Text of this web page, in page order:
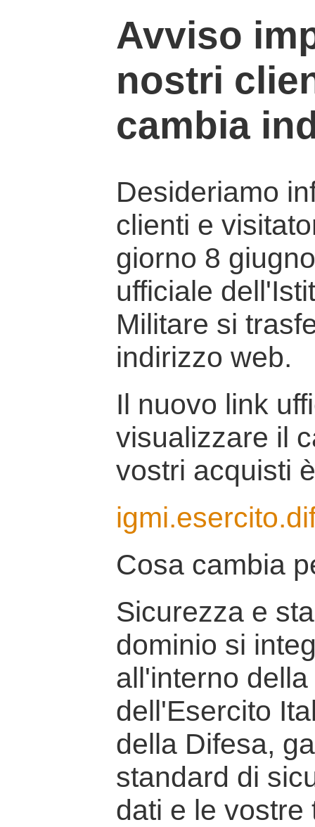
Avviso
nostri
cambia
Desideriamo
clienti e
giorno 8
ufficiale
Militare si
indirizzo web.
Il nuovo link
visualizzare il
vostri acquisti
Cosa cambia
Sicurezza e
dominio si
all'interno
dell'Esercito
della Difesa,
standard di
dati e le vostre